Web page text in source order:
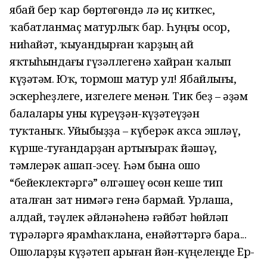
ябай бер ҡар бөртөгөндә лә иҫ киткес,
ҡабатланмаҫ матурлыҡ бар. Һуңғы осор,
ниһайәт, ҡыуандырған ҡарҙың ай
яҡтыһындағы гүзәллегенә хайран ҡалып
күҙәтәм. Юҡ, тормош матур ул! Ябайлығы,
эскерһеҙлеге, изгелеге менән. Тик беҙ – әҙәм
балалары уны күреүҙән-күҙәтеүҙән
туҡтаныҡ. Уйыбыҙҙа – күберәк аҡса эшләү,
күрше-туғандарҙан артығыраҡ йәшәү,
тәмлерәк ашап-эсеү. Һәм бына ошо
“бейеклектәргә” өлгәшеү өсөн кеше тип
аталған зат нимәгә генә бармай. Урлаша,
алдай, тәүлек әйләнәһенә ғәйбәт һөйләп
түрәләргә ярамһаҡлана, енәйәттәргә бара...
Ошоларҙы күҙәтеп арыған йән-күңелеңде Ер-